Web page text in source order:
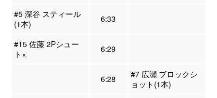
#5 深谷 スティール
(1本)
6:33
#15 佐藤 2Pシュー
ト×
6:29
6:28
#7 広瀬 ブロックシ
ョット(1本)